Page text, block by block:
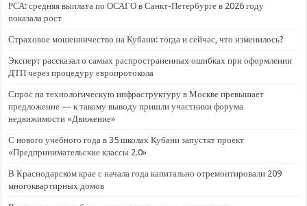
РСА: средняя выплата по ОСАГО в Санкт-Петербурге в 2026 году
показала рост
Страховое мошенничество на Кубани: тогда и сейчас, что изменилось?
Эксперт рассказал о самых распространенных ошибках при оформлении
ДТП через процедуру европротокола
Спрос на технологическую инфраструктуру в Москве превышает
предложение — к такому выводу пришли участники форума
недвижимости «Движение»
С нового учебного года в 35 школах Кубани запустят проект
«Предпринимательские классы 2.0»
В Краснодарском крае с начала года капитально отремонтировали 209
многоквартирных домов